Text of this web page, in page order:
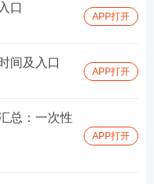
口
APP打开
间及入口
APP打开
总：一次性
APP打开